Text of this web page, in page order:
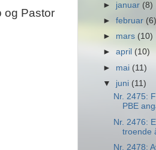
og Pastor
► januar (8)
►februar (6)
► mars (10)
►april (10)
► mai(11)
▼ juni (11)
Nr. 2475:
PBE
Nr. 2476:
troende
Nr. 2478: